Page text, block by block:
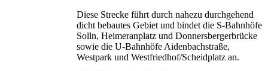
Diese Strecke führt durch nahezu durchgehend
dicht bebautes Gebiet und bindet die S-Bahnhöfe
Solln, Heimeranplatz und Donnersbergerbrücke
sowie die U-Bahnhöfe Aidenbachstraße,
Westpark und Westfriedhof/Scheidplatz an.